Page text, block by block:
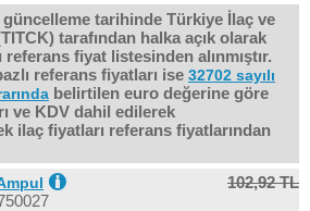
tarihinde Türkiye İlaç ve
tarafından halka açık olarak
referans fiyat listesinden alınmıştır.
referans fiyatları ise 32702 sayılı
belirtilen euro değerine göre
ve KDV dahil edilerek
ilaç fiyatları referans fiyatlarından
102,92 TL